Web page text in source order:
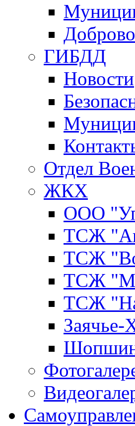
ГИБДД
Новости
Отдел
ЖКХ
ООО
ТСЖ
ТСЖ
ТСЖ
ТСЖ